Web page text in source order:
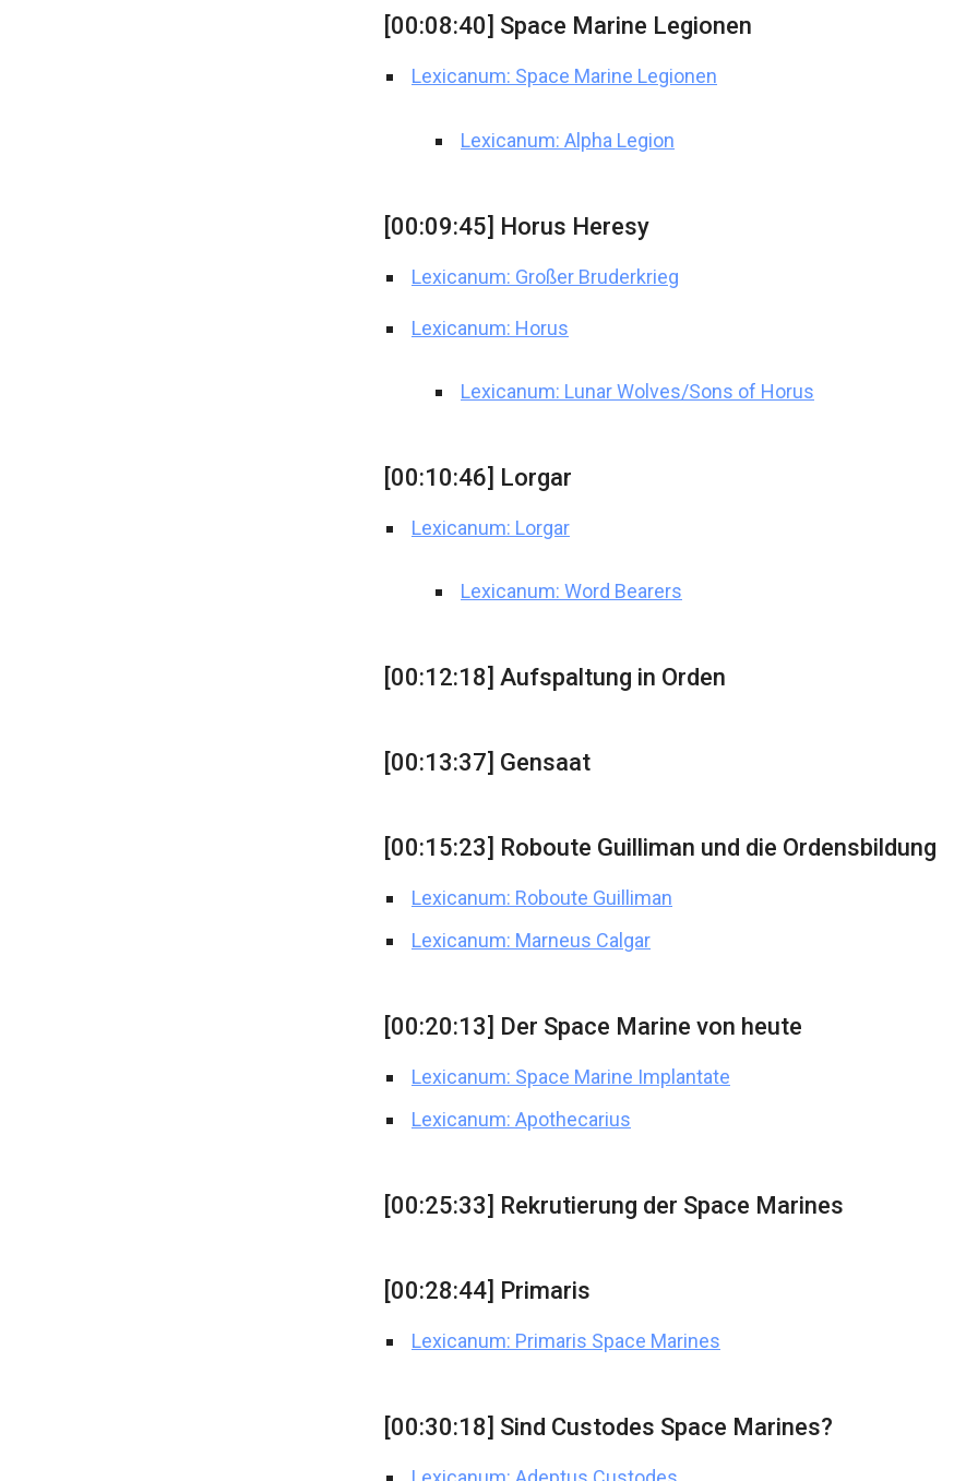
[00:08:40] Space Marine Legionen
Lexicanum: Space Marine Legionen
Lexicanum: Alpha Legion
[00:09:45] Horus Heresy
Lexicanum: Großer Bruderkrieg
Lexicanum: Horus
Lexicanum: Lunar Wolves/Sons of Horus
[00:10:46] Lorgar
Lexicanum: Lorgar
Lexicanum: Word Bearers
[00:12:18] Aufspaltung in Orden
[00:13:37] Gensaat
[00:15:23] Roboute Guilliman und die Ordensbildung
Lexicanum: Roboute Guilliman
Lexicanum: Marneus Calgar
[00:20:13] Der Space Marine von heute
Lexicanum: Space Marine Implantate
Lexicanum: Apothecarius
[00:25:33] Rekrutierung der Space Marines
[00:28:44] Primaris
Lexicanum: Primaris Space Marines
[00:30:18] Sind Custodes Space Marines?